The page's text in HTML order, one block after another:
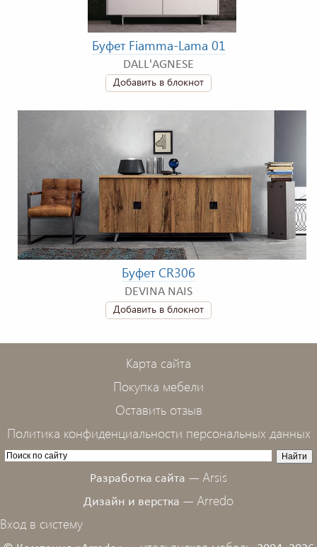
Буфет Fiamma-Lama 01
DALL'AGNESE
Добавить в блокнот
Буфет CR306
DEVINA NAIS
Добавить в блокнот
Карта сайта
Покупка мебели
Оставить отзыв
Политика конфиденциальности персональных данных
Разработка сайта — Arsis
Дизайн и верстка — Arredo
Вход в систему